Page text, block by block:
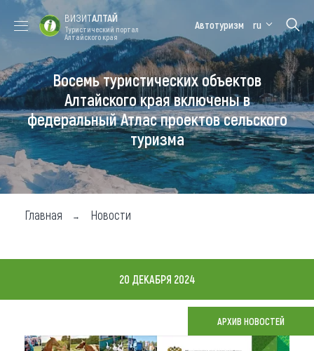
Форум VISIT
ALTAI
Цветение
маральника
Медицинский
форум
Алтайская
зимовка
Туры
Где побывать
Чем заняться
Где остановиться
Что привезти (сувениры)
ВИЗИТАЛТАЙ
Туристический портал
Алтайского края
Автотуризм ru
Восемь туристических объектов
Алтайского края включены в
федеральный Атлас проектов сельского
туризма
Главная Новости
20 ДЕКАБРЯ 2024
АРХИВ НОВОСТЕЙ